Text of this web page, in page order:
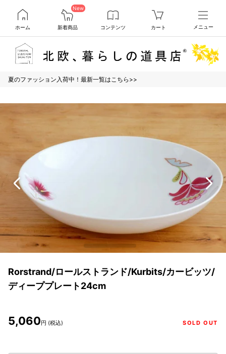
ホーム
New
新着商品 コンテンツ カート メニュー
夏のファッション入荷中！最新一覧はこちら>>
Rorstrand/ロールストランド/Kurbits/カービッツ/
ディーププレート24cm
5,060円 (税込) SOLD OUT